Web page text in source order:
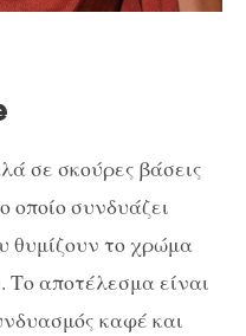
σε σκούρες βάσεις
οποίο συνδυάζει
θυμίζουν το χρώμα
Το αποτέλεσμα είναι
καφέ και